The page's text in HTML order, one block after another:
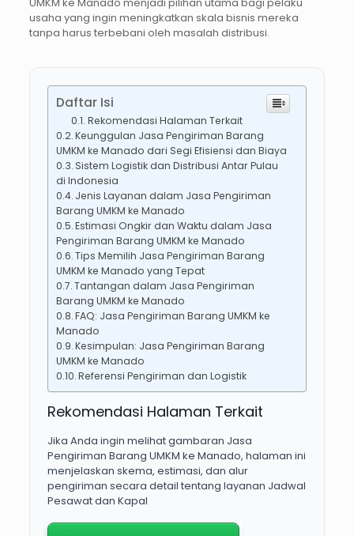
usaha yang ingin meningkatkan skala bisnis mereka
tanpa harus terbebani oleh masalah distribusi.
Daftar Isi
Rekomendasi Halaman Terkait
Keunggulan Jasa Pengiriman Barang
UMKM ke Manado dari Segi Efisiensi dan Biaya
Sistem Logistik dan Distribusi Antar Pulau
di Indonesia
Jenis Layanan dalam Jasa Pengiriman
Barang UMKM ke Manado
Estimasi Ongkir dan Waktu dalam Jasa
Pengiriman Barang UMKM ke Manado
Tips Memilih Jasa Pengiriman Barang
UMKM ke Manado yang Tepat
Tantangan dalam Jasa Pengiriman
Barang UMKM ke Manado
FAQ: Jasa Pengiriman Barang UMKM ke
Manado
Kesimpulan: Jasa Pengiriman Barang
UMKM ke Manado
Referensi Pengiriman dan Logistik
Rekomendasi Halaman Terkait
Jika Anda ingin melihat gambaran Jasa
Pengiriman Barang UMKM ke Manado, halaman ini
menjelaskan skema, estimasi, dan alur
pengiriman secara detail tentang layanan Jadwal
Pesawat dan Kapal